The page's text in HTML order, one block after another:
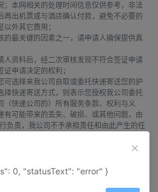
；本网相关的处理时间信息仅供参考，非法
再出机票或与酒店确认付款，避免不必要的
外其它费用；
的最关键的因素之一，请申请人确保提供真
人资料后，经二次审核发现不符合签证申请
申请决定的权利；
可选择来我公司自取或委托快递寄送您的护
择快递寄送方式，则表示您授权我公司委托
（快递公司的）所有服务条款、权利与义
有可能带来的丢失、破损、或其他问题，由
负责，我公司不予承担责任和由此产生的任
或要求申请人前往使馆面试的权利。
0, "statusText": "error" }